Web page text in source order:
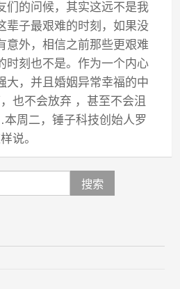
们的问候，其实这远不是我
辈子最艰难的时刻，如果没
意外，相信之前那些更艰难
时刻也不是。作为一个内心
大，并且婚姻异常幸福的中
也不会放弃 ，甚至不会沮
周二，锤子科技创始人罗
说。